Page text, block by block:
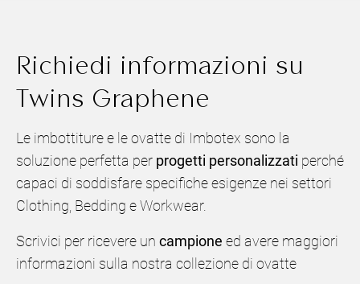
Richiedi informazioni su
Twins Graphene
Le imbottiture e le ovatte di Imbotex sono la
soluzione perfetta per progetti personalizzati perché
capaci di soddisfare specifiche esigenze nei settori
Clothing, Bedding e Workwear.
Scrivici per ricevere un campione ed avere maggiori
informazioni sulla nostra collezione di ovatte